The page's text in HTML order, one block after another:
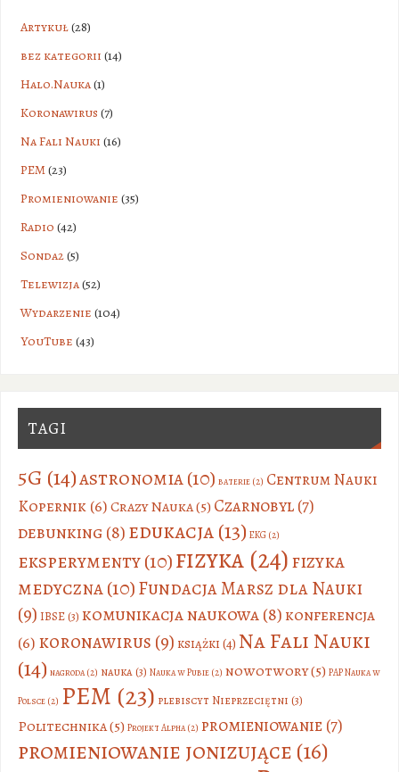
Artykuł(28)
bez kategorii (14)
Halo.Nauka(1)
Koronawirus (7)
Na Fali Nauki (16)
PEM(23)
Promieniowanie (35)
Radio (42)
Sonda2(5)
Telewizja(52)
Wydarzenie (104)
YouTube (43)
TAGI
5G (14)astronomia(10) baterie(2) Centrum Nauki
Kopernik(6)Crazy Nauka(5)Czarnobyl(7)
debunking (8)edukacja(13) EKG(2)
eksperymenty(10)fizyka(24)fizyka
medyczna(10)Fundacja Marsz dla Nauki
(9) IBSE(3) komunikacja naukowa(8) konferencja
(6) koronawirus (9) książki (4) Na Fali Nauki
(14) nagroda(2) nauka(3) Nauka w Pubie(2) nowotwory(5) PAP Nauka w
Polsce(2) PEM (23) plebiscyt Nieprzeciętni (3)
Politechnika(5) Projekt Alpha(2) promieniowanie(7)
promieniowanie jonizujące (16)